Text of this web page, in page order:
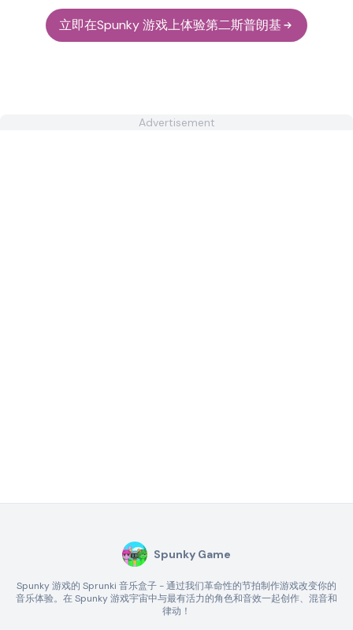
立即在Spunky 游戏上体验第二斯普朗基
Advertisement
Spunky Game
Spunky 游戏的 Sprunki 音乐盒子 - 通过我们革命性的节拍制作游戏改变你的
音乐体验。在 Spunky 游戏宇宙中与最有活力的角色和音效一起创作、混音和
律动！